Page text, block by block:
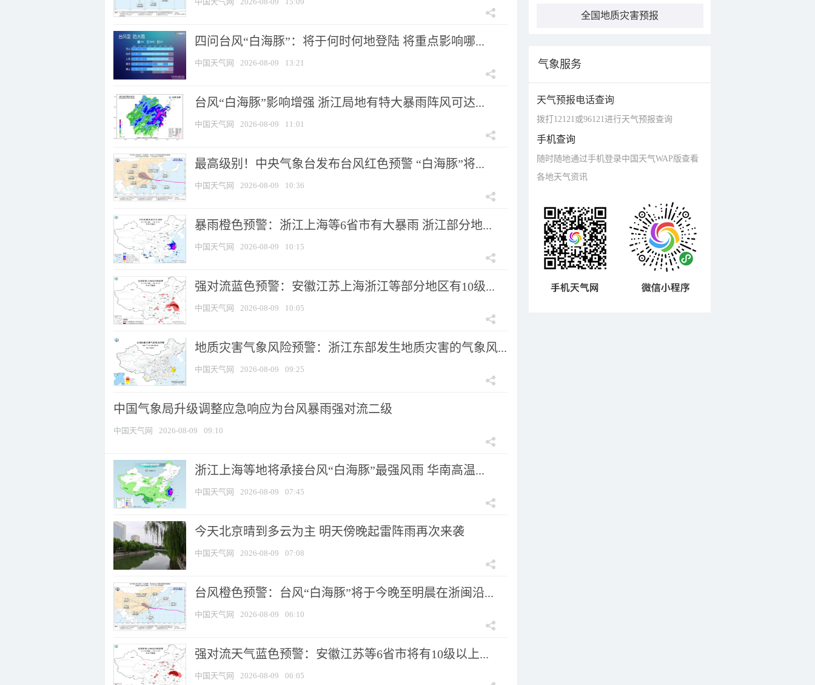
四问台风“白海豚”：将于何时何地登陆 将重点影响哪...
中国天气网 2026-08-09 13:21
台风“白海豚”影响增强 浙江局地有特大暴雨阵风可达...
中国天气网 2026-08-09 11:01
最高级别！中央气象台发布台风红色预警 “白海豚”将...
中国天气网 2026-08-09 10:36
暴雨橙色预警：浙江上海等6省市有大暴雨 浙江部分地...
中国天气网 2026-08-09 10:15
强对流蓝色预警：安徽江苏上海浙江等部分地区有10级...
中国天气网 2026-08-09 10:05
地质灾害气象风险预警：浙江东部发生地质灾害的气象风...
中国天气网 2026-08-09 09:25
中国气象局升级调整应急响应为台风暴雨强对流二级
中国天气网 2026-08-09 09:10
浙江上海等地将承接台风“白海豚”最强风雨 华南高温...
中国天气网 2026-08-09 07:45
今天北京晴到多云为主 明天傍晚起雷阵雨再次来袭
中国天气网 2026-08-09 07:08
台风橙色预警：台风“白海豚”将于今晚至明晨在浙闽沿...
中国天气网 2026-08-09 06:10
强对流天气蓝色预警：安徽江苏等6省市将有10级以上...
中国天气网 2026-08-09 06:05
全国地质灾害预报
气象服务
天气预报电话查询
拨打12121或96121进行天气预报查询
手机查询
随时随地通过手机登录中国天气WAP版查看
各地天气资讯